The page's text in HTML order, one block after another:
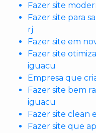
Fazer site
Fazer site para
rj
Fazer site em
Fazer site
iguacu
Empresa que
Fazer site bem
iguacu
Fazer site clean
Fazer site que